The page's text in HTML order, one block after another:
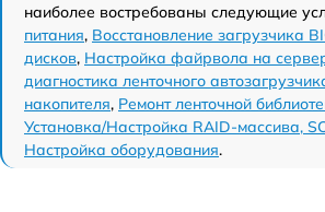
наиболее востребованы следующие
питания, Восстановление загрузчика
дисков, Настройка файрвола на
диагностика ленточного
накопителя, Ремонт ленточной
Установка/Настройка RAID-массива,
Настройка оборудования.